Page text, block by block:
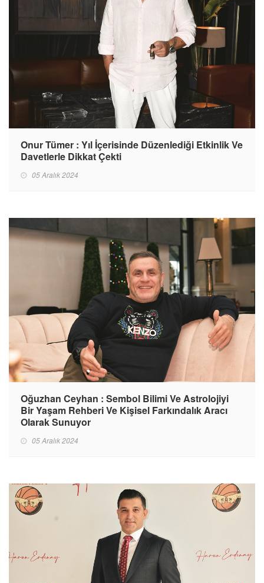
Onur Tümer : Yıl İçerisinde Düzenlediği Etkinlik Ve
Davetlerle Dikkat Çekti
05 Aralık 2024
Oğuzhan Ceyhan : Sembol Bilimi Ve Astrolojiyi
Bir Yaşam Rehberi Ve Kişisel Farkındalık Aracı
Olarak Sunuyor
05 Aralık 2024